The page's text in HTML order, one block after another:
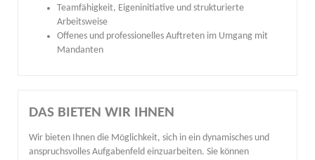
Teamfähigkeit, Eigeninitiative und strukturierte
Arbeitsweise
Offenes und professionelles Auftreten im Umgang mit
Mandanten
DAS BIETEN WIR IHNEN
Wir bieten Ihnen die Möglichkeit, sich in ein dynamisches und
anspruchsvolles Aufgabenfeld einzuarbeiten. Sie können